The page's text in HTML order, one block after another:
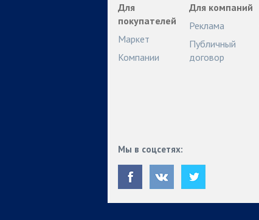
Для
покупателей
Маркет
Компании
Для компаний
Реклама
Публичный
договор
Мы в соцсетях: